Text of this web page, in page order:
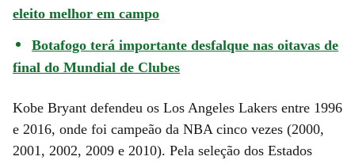
eleito melhor em campo
Botafogo terá importante desfalque nas oitavas de
final do Mundial de Clubes
Kobe Bryant defendeu os Los Angeles Lakers entre 1996
e 2016, onde foi campeão da NBA cinco vezes (2000,
2001, 2002, 2009 e 2010). Pela seleção dos Estados